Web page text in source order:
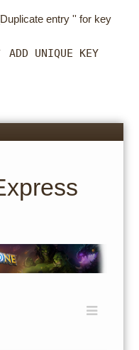
entry '' for key
UNIQUE KEY